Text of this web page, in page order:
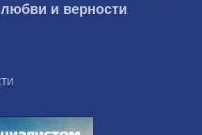
и верности